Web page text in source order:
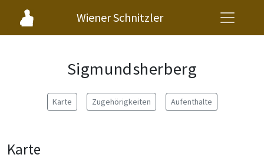
Wiener Schnitzler
Sigmundsherberg
Karte Zugehörigkeiten Aufenthalte
Karte